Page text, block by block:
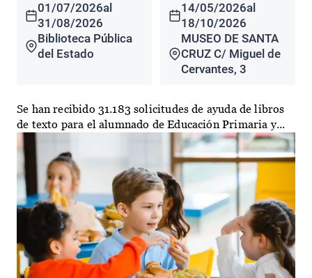
01/07/2026al
31/08/2026
Biblioteca Pública
del Estado
14/05/2026al
18/10/2026
MUSEO DE SANTA
CRUZ C/ Miguel de
Cervantes, 3
Se han recibido 31.183 solicitudes de ayuda de libros
de texto para el alumnado de Educación Primaria y...